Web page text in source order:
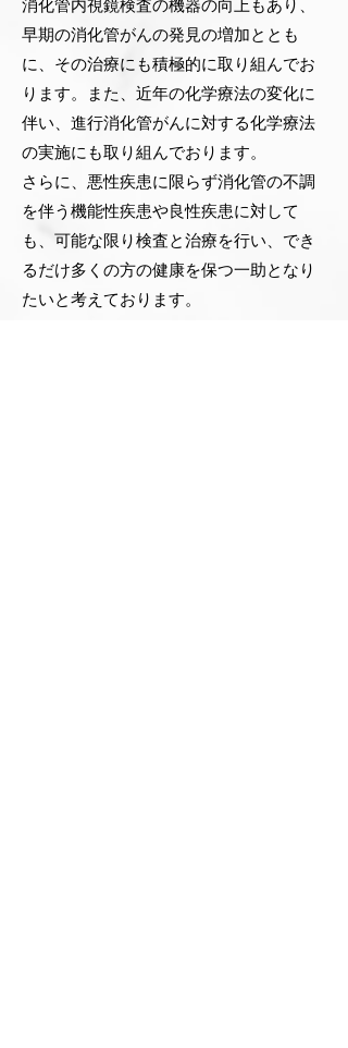
消化管内視鏡検査の機器の向上もあり、
早期の消化管がんの発見の増加ととも
に、その治療にも積極的に取り組んでお
ります。また、近年の化学療法の変化に
伴い、進行消化管がんに対する化学療法
の実施にも取り組んでおります。
さらに、悪性疾患に限らず消化管の不調
を伴う機能性疾患や良性疾患に対して
も、可能な限り検査と治療を行い、でき
るだけ多くの方の健康を保つ一助となり
たいと考えております。